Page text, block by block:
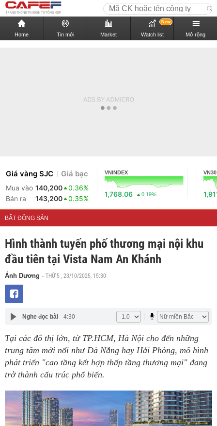
Home Tin mới Market Watch list
New
Mở rộng
Giá vàng SJC Giá bạc
Mua vào 140,200
0.36%
Bán ra
143,200 0.35%
VNINDEX
1,768.06 0.19%
VN30
BẤT ĐỘNG SẢN
Hình thành tuyến phố thương mại nội khu
đầu tiên tại Vista Nam An Khánh
Ánh Dương - THỨ 5 , 23/10/2025, 15:30
Nghe đọc bài 4:30
Tại các đô thị lớn, từ TP.HCM, Hà Nội cho đến những
trung tâm mới nổi như Đà Nẵng hay Hải Phòng, mô hình
phát triển "cao tầng kết hợp thấp tầng thương mại" đang
trở thành cấu trúc phổ biến.